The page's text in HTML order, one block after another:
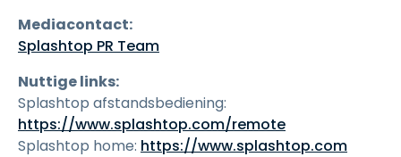
Mediacontact:
Splashtop PR Team
Nuttige links:
Splashtop afstandsbediening:
https://www.splashtop.com/remote
Splashtop home: https://www.splashtop.com